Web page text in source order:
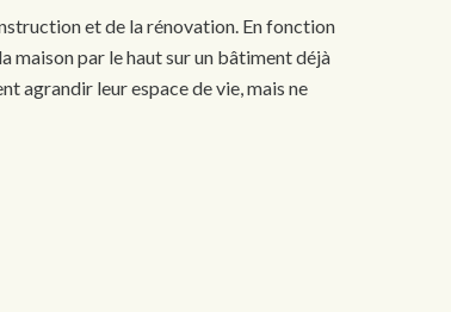
et de la rénovation. En fonction
maison par le haut sur un bâtiment déjà
agrandir leur espace de vie, mais ne